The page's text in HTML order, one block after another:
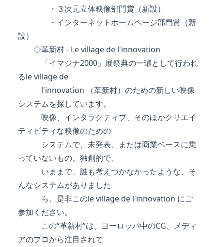
・３次元立体映像部門賞（新設）
・インターネットホームページ部門賞（新
設）
◇革新村 - Le village de l'innovation
「イマジナ2000」展祭典の一環として行われ
るle village de
l'innovation （革新村）のための新しい映像
システムを探しています。
映像、インタラクティブ、そのほかクリエイ
ティビティな映像のための
システムで、未発表、または商業ベースに乗
っていないもの、独創的で、
いままで、誰も考えつかなかったような、そ
んなシステムがありました
ら、是非このle village de l'innovation にご
参加ください。
この“革新村”は、ヨーロッパ中のCG、メディ
アのプロから注目されて